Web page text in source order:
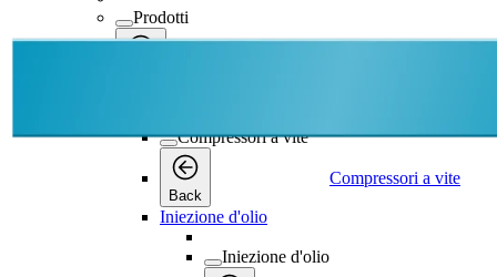
Prodotti
Compressori a vite
Back
Compressori a vite
Iniezione d'olio
Iniezione d'olio